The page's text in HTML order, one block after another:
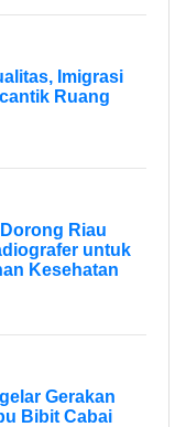
Imigrasi
Ruang
Riau
untuk
Kesehatan
Gerakan
Bibit Cabai